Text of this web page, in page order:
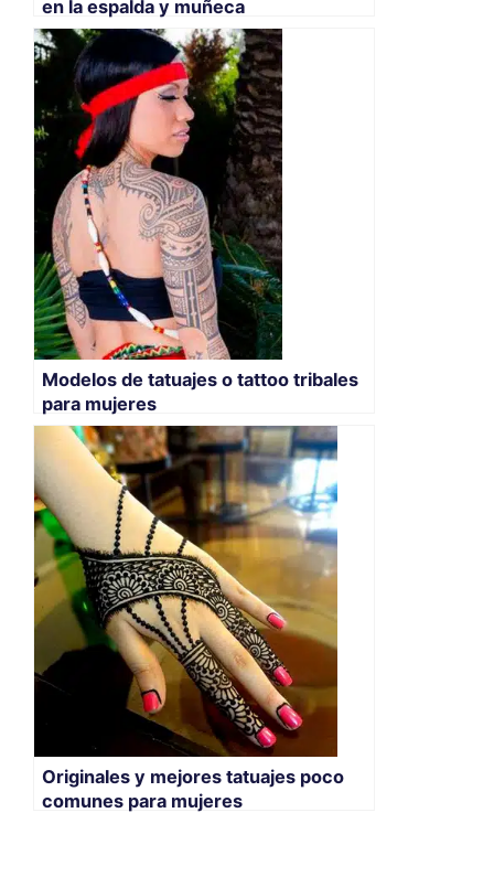
en la espalda y muñeca
Modelos de tatuajes o tattoo tribales
para mujeres
Originales y mejores tatuajes poco
comunes para mujeres